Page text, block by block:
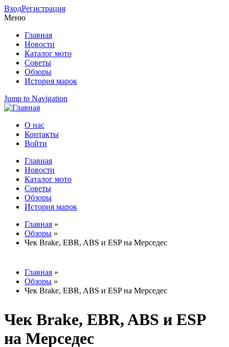
ВходРегистрация
Меню
Главная
Новости
Каталог мото
Советы
Обзоры
История марок
Jump to Navigation
Вторичное меню
О нас
Контакты
Войти
Главное меню
Главная
Новости
Каталог мото
Советы
Обзоры
История марок
Вы здесь
Главная »
Обзоры »
Чек Brake, EBR, ABS и ESP на Мерседес
Вы здесь
Главная »
Обзоры »
Чек Brake, EBR, ABS и ESP на Мерседес
Чек Brake, EBR, ABS и ESP
на Мерседес